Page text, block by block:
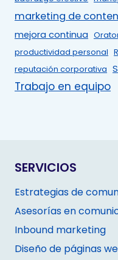
marketing de
mejora continua
productividad personal
reputación corporativa
Trabajo en equipo
SERVICIOS
Estrategias de
Asesorías en
Inbound marketing
Diseño de páginas